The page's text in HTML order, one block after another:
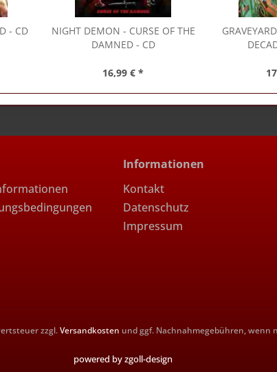
- CD NIGHT DEMON - CURSE OF THE
DAMNED - CD
16,99 € *
GRAVEYARD
Informationen
Kontakt
Datenschutz
Impressum
zzgl.Versandkosten und ggf. Nachnahmegebühren, wenn
powered by zgoll-design